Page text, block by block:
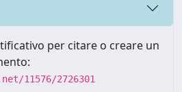
per citare o creare un
11576/2726301